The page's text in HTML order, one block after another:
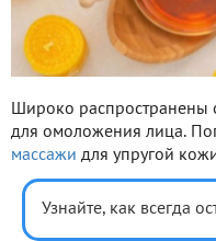
Широко распространены
для омоложения лица.
массажи для упругой
Узнайте, как всегда